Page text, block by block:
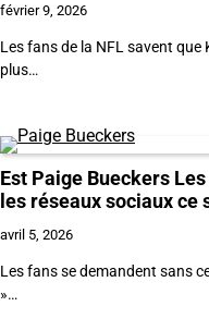
février 9, 2026
Les fans de la NFL savent que
plus…
Est Paige Bueckers
les réseaux sociaux ce
avril 5, 2026
Les fans se demandent sans
»…